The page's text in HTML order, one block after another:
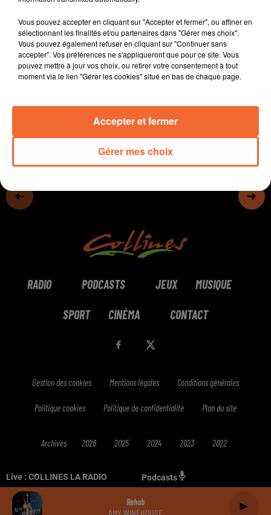
Live : COLLINES LA RADIO Podcasts
Rehab
AMY WINEHOUSE
sont les Cuicuite Days dont la 4ème édition aura lieu
vendredi et samedi prochain à Noirlieu ( photo )
Les petites filles de l'atelier " Scrogneugneu " du
Théatre du Bocage sur scène ce soir.
RADIO PODCASTS JEUX MUSIQUE
SPORT CINÉMA CONTACT
Gestion des cookies Mentions légales Conditions générales
Politique cookies Politique de confidentialité Plan du site
Archives 2026 2025 2024 2023 2022
Vous pouvez accepter en cliquant sur "Accepter et fermer", ou affiner en
sélectionnant les finalités et/ou partenaires dans "Gérer mes choix".
Vous pouvez également refuser en cliquant sur "Continuer sans
accepter". Vos préférences ne s'appliqueront que pour ce site. Vous
pouvez mettre à jour vos choix, ou retirer votre consentement à tout
moment via le lien "Gérer les cookies" situé en bas de chaque page.
Gérer mes choix
Accepter et fermer